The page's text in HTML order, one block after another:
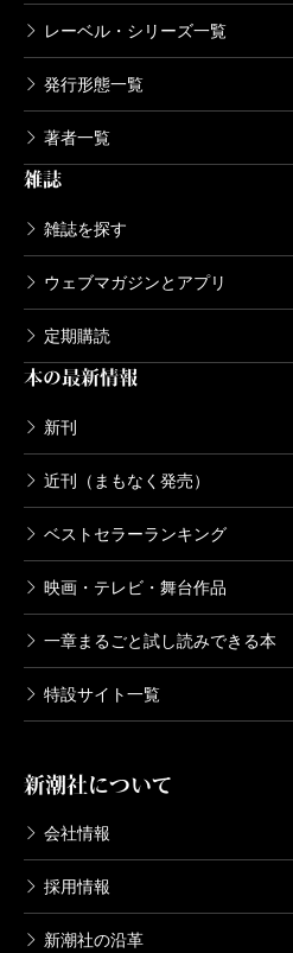
レーベル・シリーズ一覧
発行形態一覧
著者一覧
雑誌
雑誌を探す
ウェブマガジンとアプリ
定期購読
本の最新情報
新刊
近刊（まもなく発売）
ベストセラーランキング
映画・テレビ・舞台作品
一章まるごと試し読みできる本
特設サイト一覧
新潮社について
会社情報
採用情報
新潮社の沿革